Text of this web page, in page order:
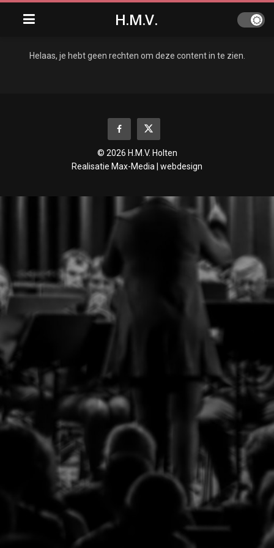
H.M.V.
Helaas, je hebt geen rechten om deze content in te zien.
© 2026 H.M.V. Holten
Realisatie Max-Media | webdesign